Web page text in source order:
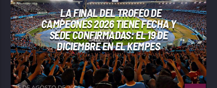
LA FINAL DEL TROFEO DE
CAMPEONES 2026 TIENE FECHA Y
SEDE CONFIRMADAS: EL 19 DE
DICIEMBRE EN EL KEMPES